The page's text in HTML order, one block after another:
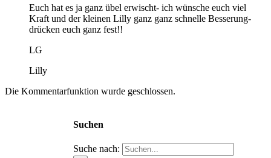
Euch hat es ja ganz übel erwischt- ich wünsche euch viel
Kraft und der kleinen Lilly ganz ganz schnelle Besserung-
drücken euch ganz fest!!
LG
Lilly
Die Kommentarfunktion wurde geschlossen.
Suchen
Suche nach: